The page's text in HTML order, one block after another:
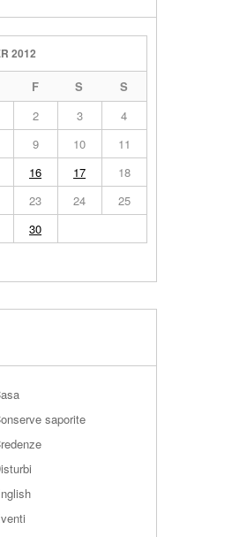
2012
F S
S
2 3
4
9 10
11
16 17
18
23 24
25
30
saporite